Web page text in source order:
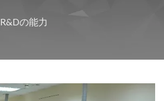
R&Dの能力